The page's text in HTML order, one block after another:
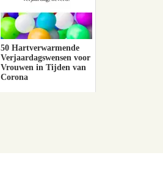
50 Hartverwarmende
Verjaardagswensen voor
Vrouwen in Tijden van
Corona